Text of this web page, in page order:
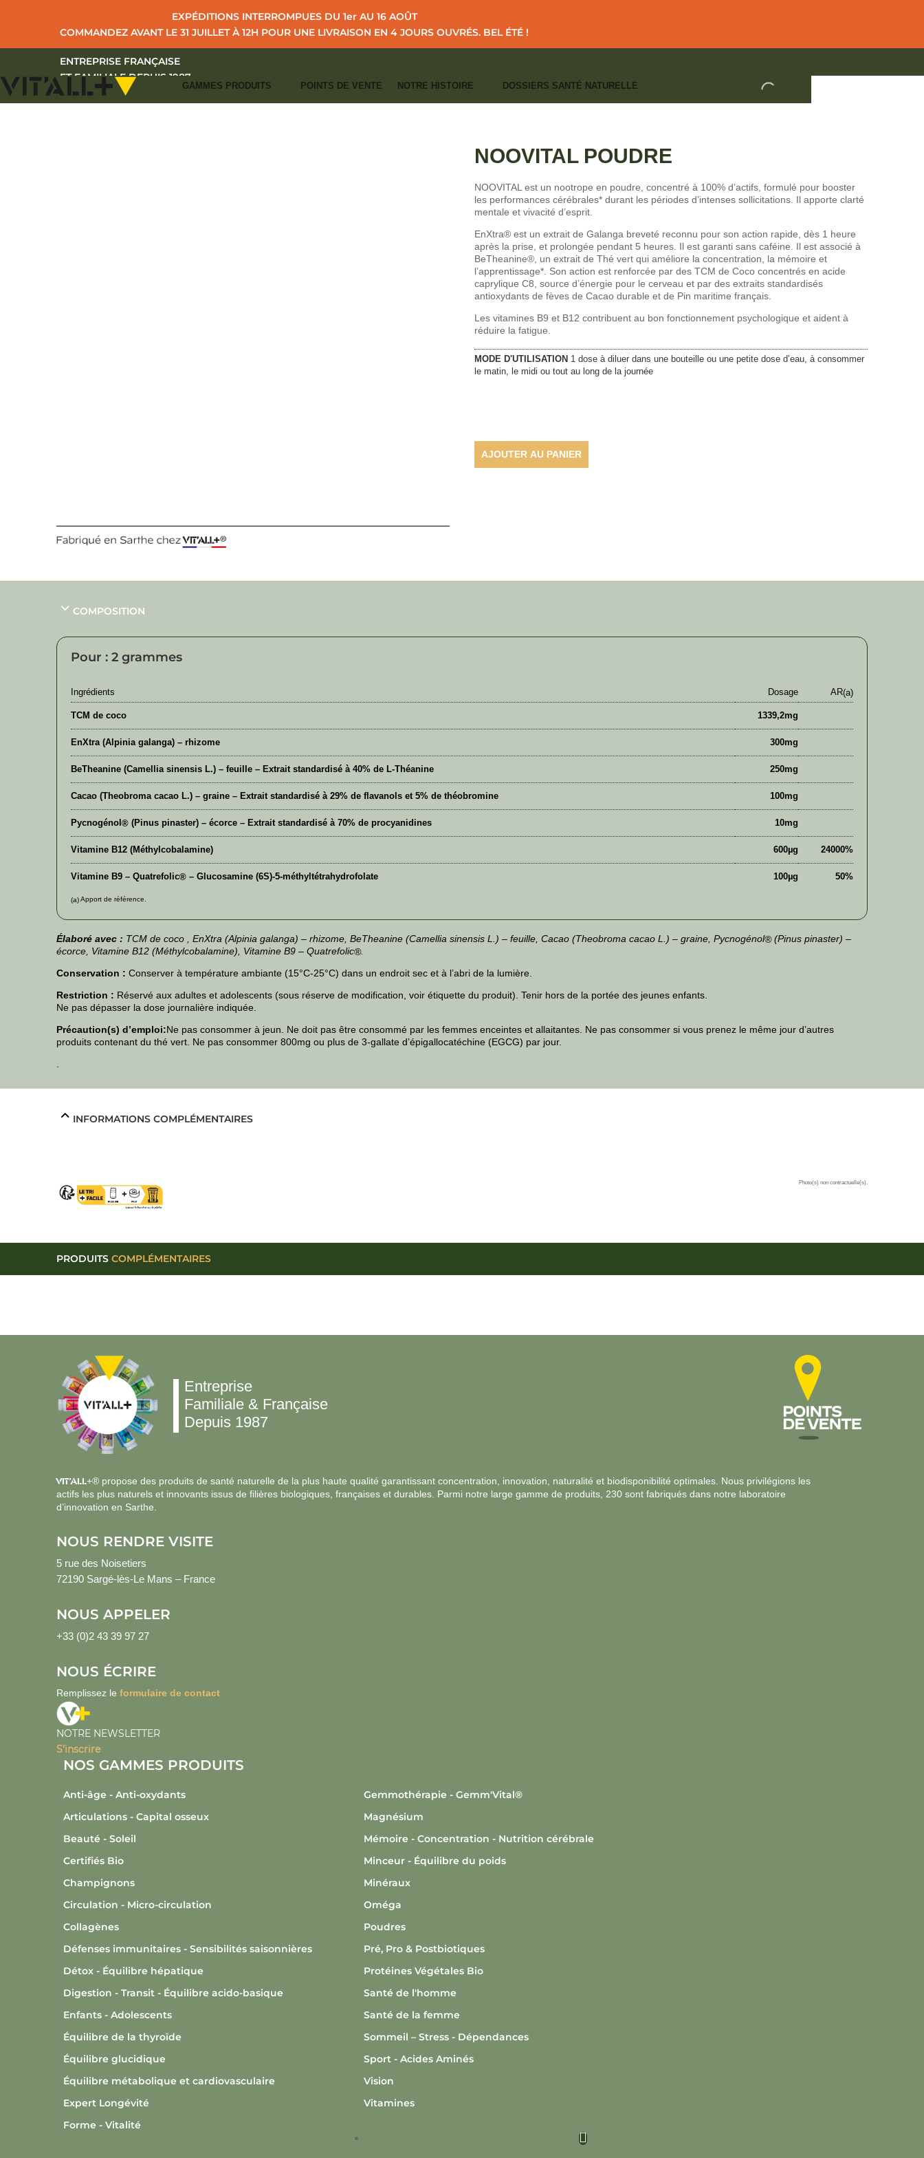
EXPÉDITIONS INTERROMPUES DU 1er AU 16 AOÛT
COMMANDEZ AVANT LE 31 JUILLET À 12H POUR UNE LIVRAISON EN 4 JOURS OUVRÉS. BEL ÉTÉ !
ENTREPRISE FRANÇAISE
ET FAMILIALE DEPUIS 1987
+33 (0)2 43 39 97 27
GAMMES PRODUITS POINTS DE VENTE NOTRE HISTOIRE
DOSSIERS SANTÉ NATURELLE
NOOVITAL POUDRE
NOOVITAL est un nootrope en poudre, concentré à 100% d’actifs, formulé pour booster
les performances cérébrales* durant les périodes d’intenses sollicitations. Il apporte clarté
mentale et vivacité d’esprit.
EnXtra® est un extrait de Galanga breveté reconnu pour son action rapide, dès 1 heure
après la prise, et prolongée pendant 5 heures. Il est garanti sans caféine. Il est associé à
BeTheanine®, un extrait de Thé vert qui améliore la concentration, la mémoire et
l’apprentissage*. Son action est renforcée par des TCM de Coco concentrés en acide
caprylique C8, source d’énergie pour le cerveau et par des extraits standardisés
antioxydants de fèves de Cacao durable et de Pin maritime français.
Les vitamines B9 et B12 contribuent au bon fonctionnement psychologique et aident à
réduire la fatigue.
MODE D'UTILISATION1 dose à diluer dans une bouteille ou une petite dose d’eau, à consommer
le matin, le midi ou tout au long de la journée
AJOUTER AU PANIER
COMPOSITION
Pour : 2 grammes
Ingrédients Dosage AR(a)
TCM de coco 1339,2mg
EnXtra (Alpinia galanga) – rhizome 300mg
BeTheanine (Camellia sinensis L.) – feuille – Extrait standardisé à 40% de L-Théanine 250mg
Cacao (Theobroma cacao L.) – graine – Extrait standardisé à 29% de flavanols et 5% de théobromine 100mg
Pycnogénol ® (Pinus pinaster) – écorce – Extrait standardisé à 70% de procyanidines 10mg
Vitamine B12 (Méthylcobalamine) 600µg 24000%
Vitamine B9 – Quatrefolic® – Glucosamine (6S)-5-méthyltétrahydrofolate 100µg 50%
(a)Apport de référence.
Élaboré avec : TCM de coco , EnXtra (Alpinia galanga) – rhizome, BeTheanine (Camellia sinensis L.) – feuille, Cacao (Theobroma cacao L.) – graine, Pycnogénol®(Pinus pinaster) –
écorce, Vitamine B12 (Méthylcobalamine), Vitamine B9 – Quatrefolic®.
Conservation : Conserver à température ambiante (15°C-25°C) dans un endroit sec et à l’abri de la lumière.
Restriction : Réservé aux adultes et adolescents (sous réserve de modification, voir étiquette du produit). Tenir hors de la portée des jeunes enfants.
Ne pas dépasser la dose journalière indiquée.
Précaution(s) d’emploi:Ne pas consommer à jeun. Ne doit pas être consommé par les femmes enceintes et allaitantes. Ne pas consommer si vous prenez le même jour d’autres
produits contenant du thé vert. Ne pas consommer 800mg ou plus de 3-gallate d’épigallocatéchine (EGCG) par jour.
INFORMATIONS COMPLÉMENTAIRES
Photo(s) non contractuelle(s).
PRODUITS COMPLÉMENTAIRES
Entreprise
Familiale & Française
Depuis 1987
VIT’ALL+® propose des produits de santé naturelle de la plus haute qualité garantissant concentration, innovation, naturalité et biodisponibilité optimales. Nous privilégions les
actifs les plus naturels et innovants issus de filières biologiques, françaises et durables. Parmi notre large gamme de produits, 230 sont fabriqués dans notre laboratoire
d’innovation en Sarthe.
NOUS RENDRE VISITE
5 rue des Noisetiers
72190 Sargé-lès-Le Mans – France
NOUS APPELER
+33 (0)2 43 39 97 27
NOUS ÉCRIRE
Remplissez le formulaire de contact
NOTRE NEWSLETTER
S’inscrire
NOS GAMMES PRODUITS
Anti-âge - Anti-oxydants
Articulations - Capital osseux
Beauté - Soleil
Certifiés Bio
Champignons
Circulation - Micro-circulation
Collagènes
Défenses immunitaires - Sensibilités saisonnières
Détox - Équilibre hépatique
Digestion - Transit - Équilibre acido-basique
Enfants - Adolescents
Équilibre de la thyroïde
Équilibre glucidique
Équilibre métabolique et cardiovasculaire
Expert Longévité
Forme - Vitalité
Gemmothérapie - Gemm'Vital®
Magnésium
Mémoire - Concentration - Nutrition cérébrale
Minceur - Équilibre du poids
Minéraux
Oméga
Poudres
Pré, Pro & Postbiotiques
Protéines Végétales Bio
Santé de l'homme
Santé de la femme
Sommeil – Stress - Dépendances
Sport - Acides Aminés
Vision
Vitamines